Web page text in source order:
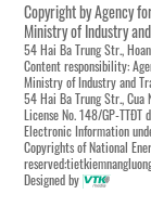
Copyright by Agency
Ministry of Industry
54 Hai Ba Trung Str.,
Content responsibility:
Ministry of Industry and
54 Hai Ba Trung Str., Cua
License No. 148/GP-
Electronic Information
Copyrights of National
Designed by